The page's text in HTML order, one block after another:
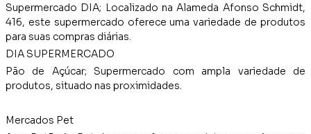
Supermercado DIA; Localizado na Alameda Afonso Schmidt,
416, este supermercado oferece uma variedade de produtos
para suas compras diárias.
DIA SUPERMERCADO
Pão de Açúcar; Supermercado com ampla variedade de
produtos, situado nas proximidades.
Mercados Pet